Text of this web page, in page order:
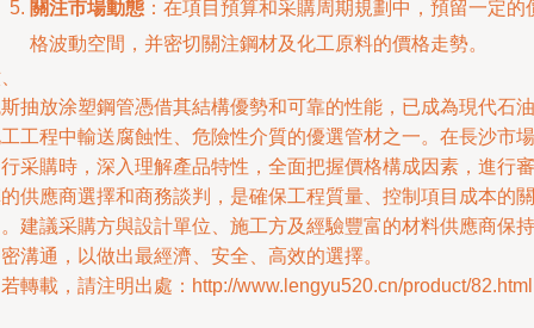
關注市場動態 ：在項目預算和采購周期規劃中，預留一定的
格波動空間，并密切關注鋼材及化工原料的價格走勢。
抽放涂塑鋼管憑借其結構優勢和可靠的性能，已成為現代石油
工程中輸送腐蝕性、危險性介質的優選管材之一。在長沙市場
采購時，深入理解產品特性，全面把握價格構成因素，進行審
供應商選擇和商務談判，是確保工程質量、控制項目成本的關
建議采購方與設計單位、施工方及經驗豐富的材料供應商保持
溝通，以做出最經濟、安全、高效的選擇。
轉載，請注明出處：http://www.lengyu520.cn/product/82.html